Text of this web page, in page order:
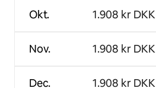
Okt.
Nov.
Dec.
1.908 kr DKK
1.908 kr DKK
1.908 kr DKK